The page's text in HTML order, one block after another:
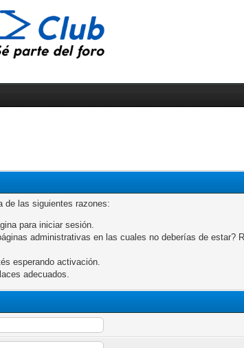
de las siguientes razones:
para iniciar sesión.
administrativas en las cuales no deberías de estar?
esperando activación.
adecuados.